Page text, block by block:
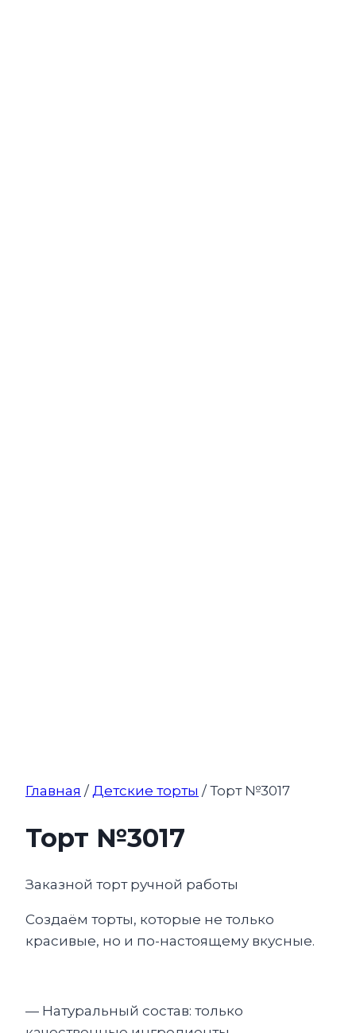
Главная / Детские торты / Торт №3017
Торт №3017
Заказной торт ручной работы
Создаём торты, которые не только
красивые, но и по-настоящему вкусные.
— Натуральный состав: только